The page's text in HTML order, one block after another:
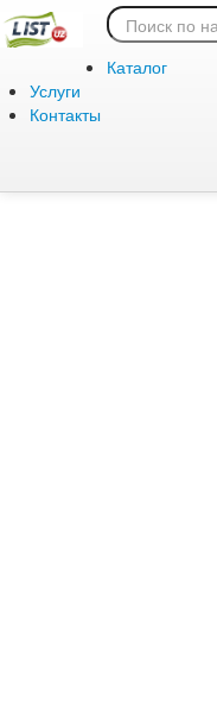
Каталог
Услуги
Контакты
Ошибка